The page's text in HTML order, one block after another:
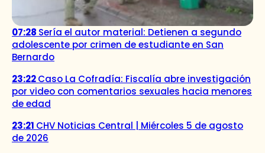
07:28 Sería el autor material: Detienen a segundo
adolescente por crimen de estudiante en San
Bernardo
23:22Caso La Cofradía: Fiscalía abre investigación
por video con comentarios sexuales hacia menores
de edad
23:21 CHV Noticias Central | Miércoles 5 de agosto
de 2026